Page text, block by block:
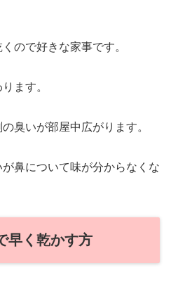
ので好きな家事です。
ます。
臭いが部屋中広がります。
鼻について味が分からなくな
早く乾かす方